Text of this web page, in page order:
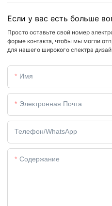
Если у вас есть больше
Просто оставьте свой номер
форме контакта, чтобы мы могли
для нашего широкого спектра
Имя
Электронная Почта
Телефон/WhatsApp
Содержание